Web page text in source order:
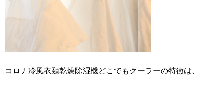
コロナ冷風衣類乾燥除湿機どこでもクーラーの特徴は、